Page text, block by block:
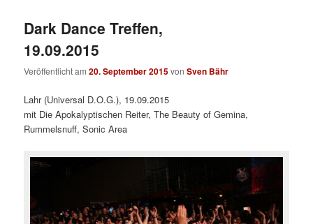
Dark Dance Treffen,
19.09.2015
Veröffentlicht am20. September 2015vonSven Bähr
Lahr (Universal D.O.G.), 19.09.2015
mit Die Apokalyptischen Reiter, The Beauty of Gemina,
Rummelsnuff, Sonic Area